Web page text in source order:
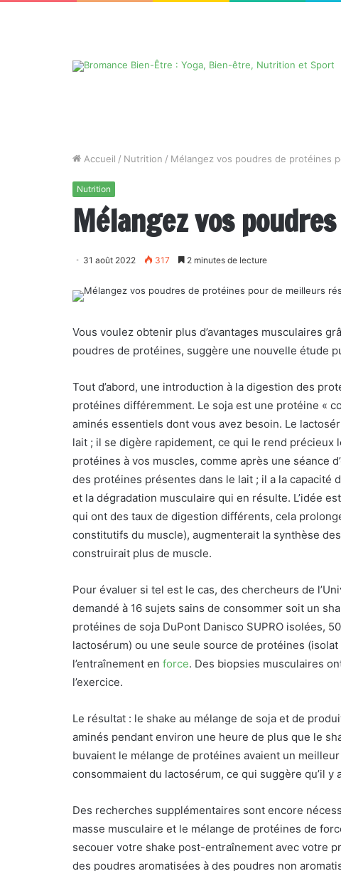
Accueil / Nutrition / Mélangez vos poudres de protéines
Nutrition
Mélangez vos
31 août 2022 317 2 minutes de lecture
Vous voulez obtenir plus d’avantages musculaires
poudres de protéines, suggère une nouvelle étude
Tout d’abord, une introduction à la digestion des
protéines différemment. Le soja est une protéine «
aminés essentiels dont vous avez besoin. Le
lait ; il se digère rapidement, ce qui le rend précieux
protéines à vos muscles, comme après une séance
des protéines présentes dans le lait ; il a la capacité
et la dégradation musculaire qui en résulte. L’idée
qui ont des taux de digestion différents, cela
constitutifs du muscle), augmenterait la synthèse
construirait plus de muscle.
Pour évaluer si tel est le cas, des chercheurs de
demandé à 16 sujets sains de consommer soit un
protéines de soja DuPont Danisco SUPRO isolées,
lactosérum) ou une seule source de protéines
l’entraînement en force. Des biopsies musculaires
l’exercice.
Le résultat : le shake au mélange de soja et de
aminés pendant environ une heure de plus que le
buvaient le mélange de protéines avaient un
consommaient du lactosérum, ce qui suggère qu’il
Des recherches supplémentaires sont encore
masse musculaire et le mélange de protéines de
secouer votre shake post-entraînement avec votre
des poudres aromatisées à des poudres non